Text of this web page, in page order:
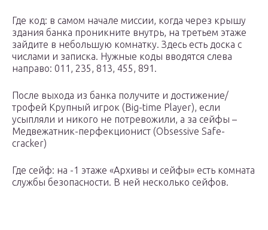
Где код: в самом начале миссии, когда через крышу
здания банка проникните внутрь, на третьем этаже
зайдите в небольшую комнатку. Здесь есть доска с
числами и записка. Нужные коды вводятся слева
направо: 011, 235, 813, 455, 891.
После выхода из банка получите и достижение/
трофей Крупный игрок (Big-time Player), если
усыпляли и никого не потревожили, а за сейфы –
Медвежатник-перфекционист (Obsessive Safe-
cracker)
Где сейф: на -1 этаже «Архивы и сейфы» есть комната
службы безопасности. В ней несколько сейфов.